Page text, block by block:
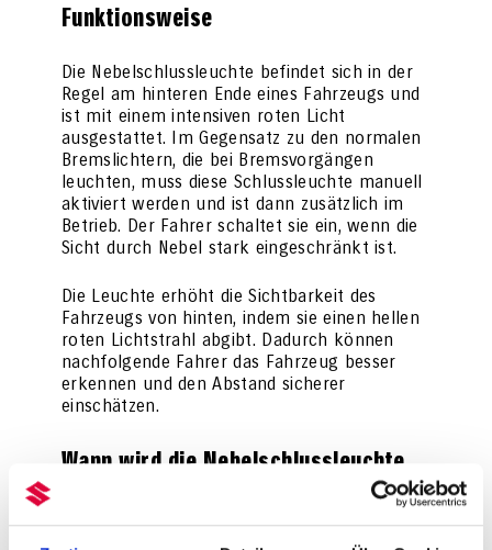
Funktionsweise
Die Nebelschlussleuchte befindet sich in der
Regel am hinteren Ende eines Fahrzeugs und
ist mit einem intensiven roten Licht
ausgestattet. Im Gegensatz zu den normalen
Bremslichtern, die bei Bremsvorgängen
leuchten, muss diese Schlussleuchte manuell
aktiviert werden und ist dann zusätzlich im
Betrieb. Der Fahrer schaltet sie ein, wenn die
Sicht durch Nebel stark eingeschränkt ist.
Die Leuchte erhöht die Sichtbarkeit des
Fahrzeugs von hinten, indem sie einen hellen
roten Lichtstrahl abgibt. Dadurch können
nachfolgende Fahrer das Fahrzeug besser
erkennen und den Abstand sicherer
einschätzen.
Wann wird die Nebelschlussleuchte